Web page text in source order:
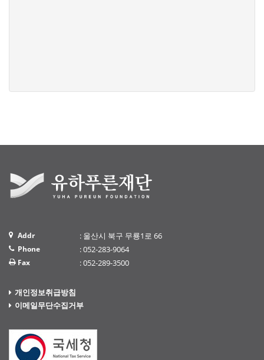
Addr : 울산시 북구 무룡1로 66
Phone : 052-283-9064
Fax : 052-289-3500
개인정보취급방침
이메일무단수집거부